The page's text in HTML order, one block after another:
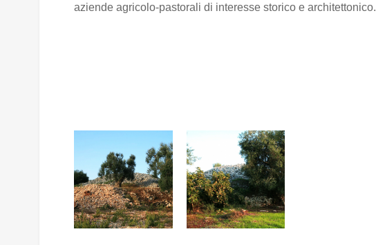
aziende agricolo-pastorali di interesse storico e architettonico.